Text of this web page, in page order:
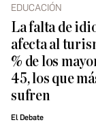
EDUCACIÓN
La falta de
afecta al
% de los
45, los que
sufren
El Debate